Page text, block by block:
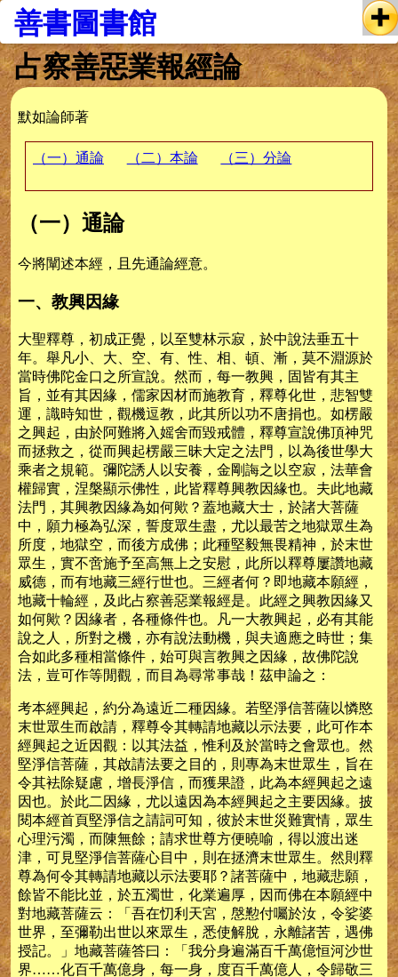
善書圖書館
占察善惡業報經論
默如論師著
（一）通論 （二）本論 （三）分論
（一）通論
今將闡述本經，且先通論經意。
一、教興因緣
大聖釋尊，初成正覺，以至雙林示寂，於中說法垂五十
年。舉凡小、大、空、有、性、相、頓、漸，莫不淵源於
當時佛陀金口之所宣說。然而，每一教興，固皆有其主
旨，並有其因緣，儒家因材而施教育，釋尊化世，悲智雙
運，識時知世，觀機逗教，此其所以功不唐捐也。如楞嚴
之興起，由於阿難將入媱舍而毀戒體，釋尊宣說佛頂神咒
而拯救之，從而興起楞嚴三昧大定之法門，以為後世學大
乘者之規範。彌陀誘人以安養，金剛誨之以空寂，法華會
權歸實，涅槃顯示佛性，此皆釋尊興教因緣也。夫此地藏
法門，其興教因緣為如何歟？蓋地藏大士，於諸大菩薩
中，願力極為弘深，誓度眾生盡，尤以最苦之地獄眾生為
所度，地獄空，而後方成佛；此種堅毅無畏精神，於末世
眾生，實不啻施予至高無上之安慰，此所以釋尊屢讚地藏
威德，而有地藏三經行世也。三經者何？即地藏本願經，
地藏十輪經，及此占察善惡業報經是。此經之興教因緣又
如何歟？因緣者，各種條件也。凡一大教興起，必有其能
說之人，所對之機，亦有說法動機，與夫適應之時世；集
合如此多種相當條件，始可與言教興之因緣，故佛陀說
法，豈可作等閒觀，而目為尋常事哉！茲申論之：
考本經興起，約分為遠近二種因緣。若堅淨信菩薩以憐愍
末世眾生而啟請，釋尊令其轉請地藏以示法要，此可作本
經興起之近因觀：以其法益，惟利及於當時之會眾也。然
堅淨信菩薩，其啟請法要之目的，則專為末世眾生，旨在
令其袪除疑慮，增長淨信，而獲果證，此為本經興起之遠
因也。於此二因緣，尤以遠因為本經興起之主要因緣。披
閱本經首頁堅淨信之請詞可知，彼於末世災難實情，眾生
心理污濁，而陳無餘；請求世尊方便曉喻，得以渡出迷
津，可見堅淨信菩薩心目中，則在拯濟末世眾生。然則釋
尊為何令其轉請地藏以示法要耶？諸菩薩中，地藏悲願，
餘皆不能比並，於五濁世，化業遍厚，因而佛在本願經中
對地藏菩薩云：「吾在忉利天宮，慇懃付囑於汝，令娑婆
世界，至彌勒出世以來眾生，悉使解脫，永離諸苦，遇佛
授記。」地藏菩薩答曰：「我分身遍滿百千萬億恒河沙世
界……化百千萬億身，每一身，度百千萬億人，令歸敬三